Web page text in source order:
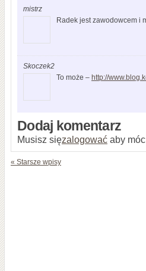
mistrz
Radek jest zawodowcem i
Skoczek2
To może – http://
Dodaj komentarz
Musisz sięzalogować aby
« Starsze wpisy